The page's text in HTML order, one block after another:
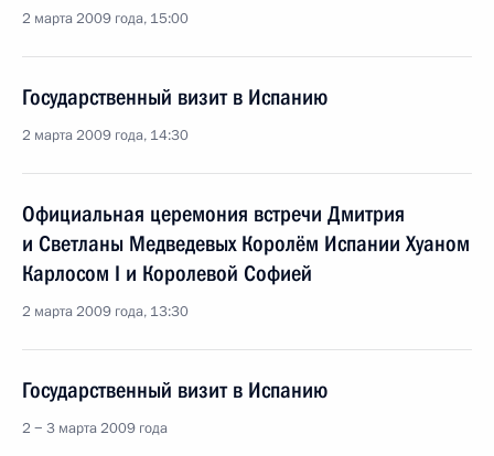
2 марта 2009 года, 15:00
Государственный визит в Испанию
2 марта 2009 года, 14:30
Официальная церемония встречи Дмитрия
и Светланы Медведевых Королём Испании Хуаном
Карлосом I и Королевой Софией
2 марта 2009 года, 13:30
Государственный визит в Испанию
2 − 3 марта 2009 года